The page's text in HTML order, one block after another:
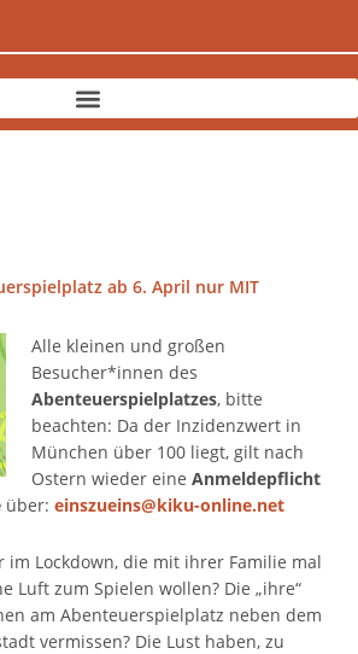
ab 6. April nur MIT
Alle kleinen und großen
Besucher*innen des
Abenteuerspielplatzes, bitte
beachten: Da der Inzidenzwert in
München über 100 liegt, gilt nach
Ostern wieder eine Anmeldepflicht
über: einszueins@kiku-online.net
im Lockdown, die mit ihrer Familie mal
Luft zum Spielen wollen? Die „ihre“
am Abenteuerspielplatz neben dem
vermissen? Die Lust haben, zu